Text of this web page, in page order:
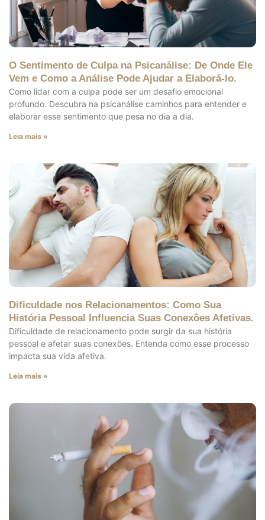
O Sentimento de Culpa na Psicanálise: De Onde Ele
Vem e Como a Análise Pode Ajudar a Elaborá-lo.
Como lidar com a culpa pode ser um desafio emocional
profundo. Descubra na psicanálise caminhos para entender e
elaborar esse sentimento que pesa no dia a dia.
Leia mais »
Dificuldade nos Relacionamentos: Como Sua
História Pessoal Influencia Suas Conexões Afetivas.
Dificuldade de relacionamento pode surgir da sua história
pessoal e afetar suas conexões. Entenda como esse processo
impacta sua vida afetiva.
Leia mais »